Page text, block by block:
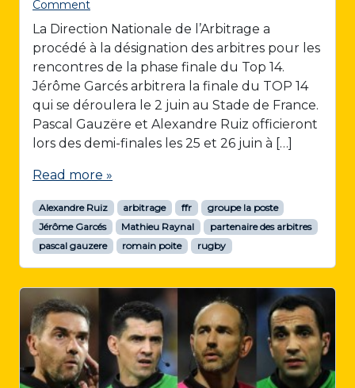
Comment
La Direction Nationale de l’Arbitrage a
procédé à la désignation des arbitres pour les
rencontres de la phase finale du Top 14.
Jérôme Garcés arbitrera la finale du TOP 14
qui se déroulera le 2 juin au Stade de France.
Pascal Gauzëre et Alexandre Ruiz officieront
lors des demi-finales les 25 et 26 juin à […]
Read more »
Alexandre Ruiz arbitrage ffr
groupe la poste
Jérôme Garcés
Mathieu Raynal
partenaire des arbitres
pascal gauzere
romain poite rugby